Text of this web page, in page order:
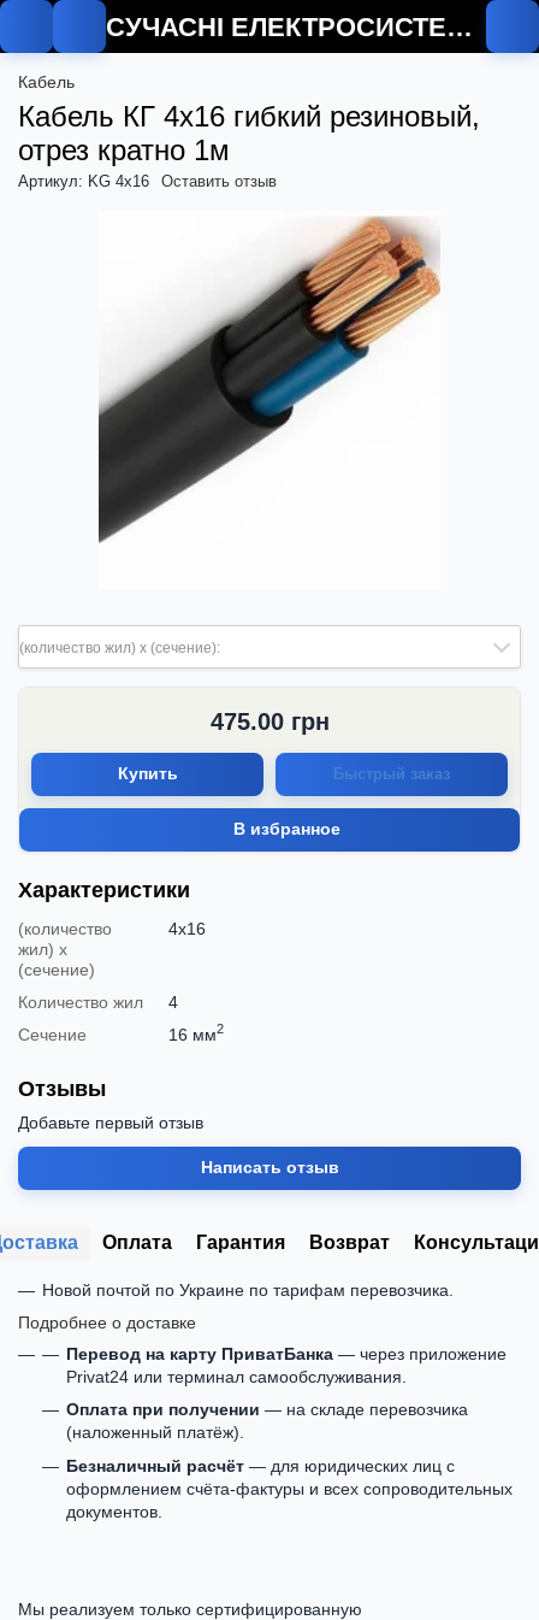
СУЧАСНІ ЕЛЕКТРОСИСТЕМИ
Кабель
Кабель КГ 4х16 гибкий резиновый,
отрез кратно 1м
Артикул: KG 4x16 Оставить отзыв
(количество жил) х (сечение):
475.00грн
Купить Быстрый заказ
В избранное
Характеристики
(количество
жил) х
(сечение)
4х16
Количество жил
4
Сечение
16 мм2
Отзывы
Добавьте первый отзыв
Написать отзыв
Оплата Гарантия Возврат
Новой почтой по Украине по тарифам перевозчика.
Подробнее о доставке
Перевод на карту ПриватБанка — через приложение
Privat24 или терминал самообслуживания.
Оплата при получении — на складе перевозчика
(наложенный платёж).
Безналичный расчёт — для юридических лиц с
оформлением счёта-фактуры и всех сопроводительных
документов.
Мы реализуем только сертифицированную